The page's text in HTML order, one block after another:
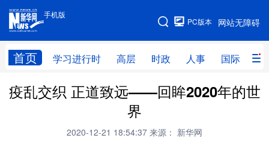
手机版
网站无障碍
PC版本
首页 学习进行时 高层 时政 人事 国际 财
手机版
网站地图
学习进行时 高层 时政 人事
全球连线
疫乱交织 正道致远——回眸2020年的世
界
2020-12-21 18:54:37 来源： 新华网